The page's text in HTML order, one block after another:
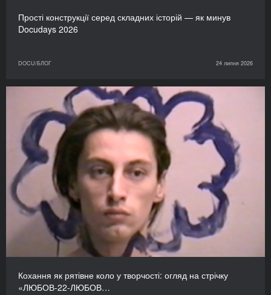
Прості конструкції серед складних історій — як минув
Docudays 2026
DOCU/БЛОГ 24 липня 2026
Кохання як рятівне коло у творчості: огляд на стрічку
«ЛЮБОВ-22-ЛЮБОВ…